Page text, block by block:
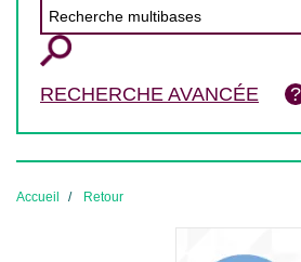
RECHERCHE AVANCÉE
Accueil Retour